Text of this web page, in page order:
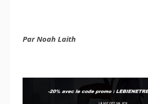
ParNoah Laith